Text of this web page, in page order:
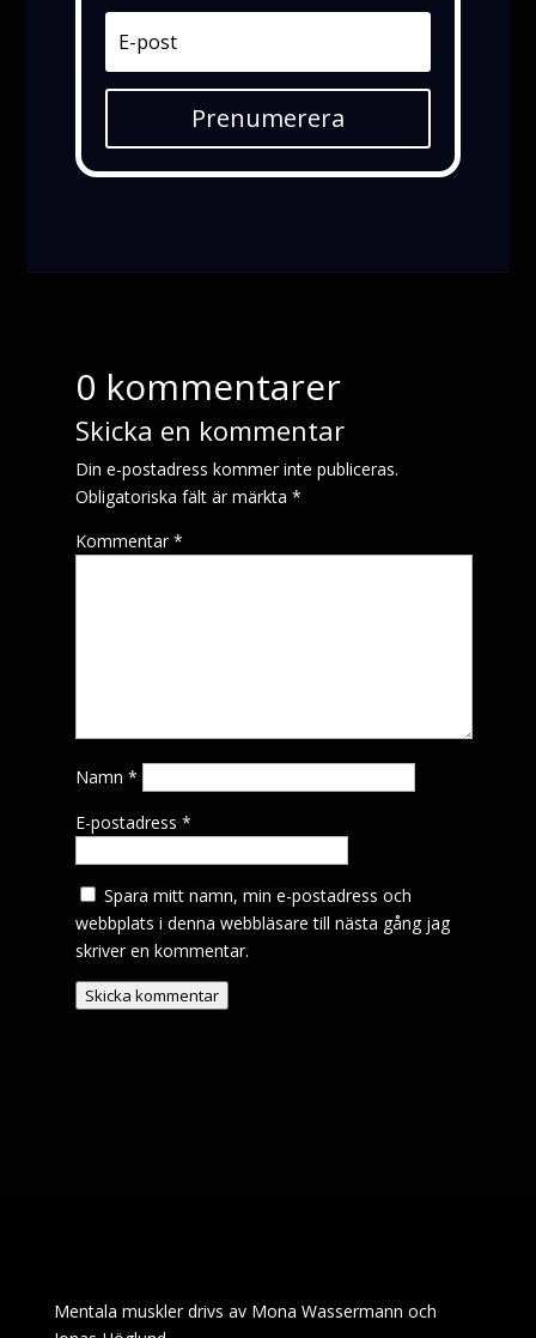
Prenumerera
0 kommentarer
Skicka en kommentar
Din e-postadress kommer inte publiceras.
Obligatoriska fält är märkta *
Kommentar *
Namn *
E-postadress *
Spara mitt namn, min e-postadress och
webbplats i denna webbläsare till nästa gång jag
skriver en kommentar.
Skicka kommentar
Mentala muskler drivs av Mona Wassermann och